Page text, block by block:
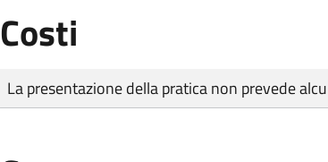
Costi
Tipo di pagamento
Importo
La presentazione della pratica non prevede